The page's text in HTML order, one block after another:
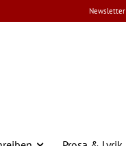
Newsletter